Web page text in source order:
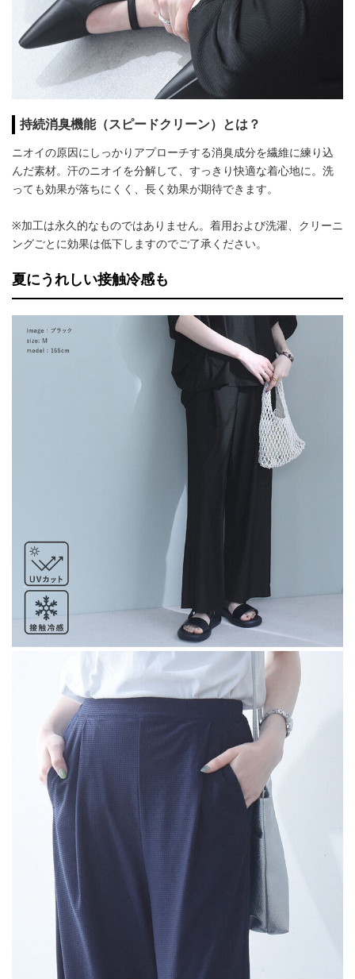
持続消臭機能（スピードクリーン）とは？
ニオイの原因にしっかりアプローチする消臭成分を繊維に練り込
んだ素材。汗のニオイを分解して、すっきり快適な着心地に。洗
っても効果が落ちにくく、長く効果が期待できます。
※加工は永久的なものではありません。着用および洗濯、クリーニ
ングごとに効果は低下しますのでご了承ください。
夏にうれしい接触冷感も